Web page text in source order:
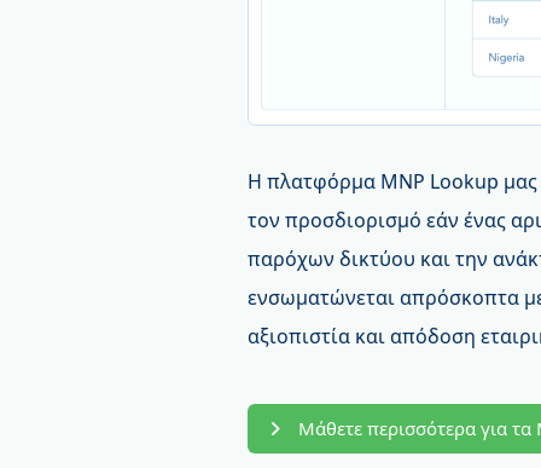
Η πλατφόρμα MNP Lookup μας
τον προσδιορισμό εάν ένας
παρόχων δικτύου και την
ενσωματώνεται απρόσκοπτα
αξιοπιστία και απόδοση
Μάθετε περισσότερα για